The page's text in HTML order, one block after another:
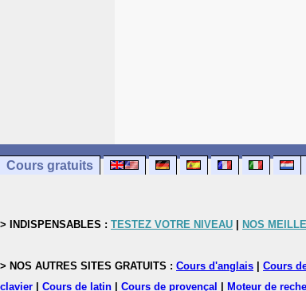
Cours gratuits
> INDISPENSABLES : TESTEZ VOTRE NIVEAU NOS
> NOS AUTRES SITES GRATUITS : Cours d'anglais Cours
clavier
Cours de latin Cours de provençal Moteur de